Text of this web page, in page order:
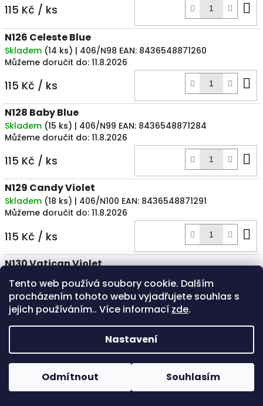
Tento web používá soubory cookie. Dalším
procházením tohoto webu vyjadřujete souhlas s
jejich používáním.. Více informací zde.
Nastavení
Odmítnout Souhlasím
od jednoho odstínu, prosím, ověřte telefonicky. Děkujeme! Již
brzy v plné verzi! :-)
115 Kč / ks
N126 Celeste Blue
Skladem (14 ks) | 406/N98 EAN: 8436548871260
Můžeme doručit do: 11.8.2026
115 Kč / ks
N128 Baby Blue
Skladem (15 ks) | 406/N99 EAN: 8436548871284
Můžeme doručit do: 11.8.2026
115 Kč / ks
N129 Candy Violet
Skladem (18 ks) | 406/N100 EAN: 8436548871291
Můžeme doručit do: 11.8.2026
115 Kč / ks
N130 Vatican Violet
| 406/N101
8436548871307
Můžeme doručit do: 11.8.2026
115 Kč/ ks
Skladem(24 ks)| 406/N102EAN: 8436548871314
Můžeme doručit do: 11.8.2026
115 Kč